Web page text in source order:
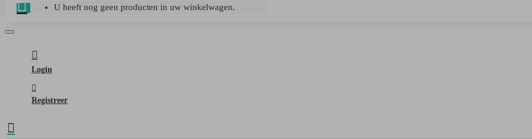
U heeft nog geen producten in uw winkelwagen.
Login
Registreer